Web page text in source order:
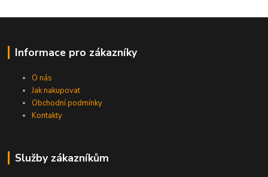
Informace pro zákazníky
O nás
Jak nakupovat
Obchodní podmínky
Kontakty
Služby zákazníkům